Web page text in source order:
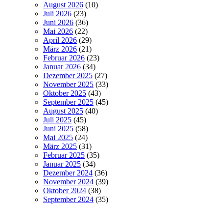
August 2026 (10)
Juli 2026 (23)
Juni 2026 (36)
Mai 2026 (22)
April 2026 (29)
März 2026 (21)
Februar 2026 (23)
Januar 2026 (34)
Dezember 2025 (27)
November 2025 (33)
Oktober 2025 (43)
September 2025 (45)
August 2025 (40)
Juli 2025 (45)
Juni 2025 (58)
Mai 2025 (24)
März 2025 (31)
Februar 2025 (35)
Januar 2025 (34)
Dezember 2024 (36)
November 2024 (39)
Oktober 2024 (38)
September 2024 (35)